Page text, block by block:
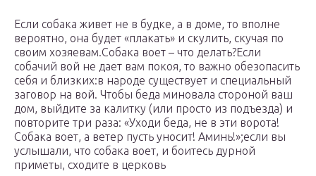
Если собака живет не в будке, а в доме, то вполне
вероятно, она будет «плакать» и скулить, скучая по
своим хозяевам.Собака воет – что делать?Если
собачий вой не дает вам покоя, то важно обезопасить
себя и близких:в народе существует и специальный
заговор на вой. Чтобы беда миновала стороной ваш
дом, выйдите за калитку (или просто из подъезда) и
повторите три раза: «Уходи беда, не в эти ворота!
Собака воет, а ветер пусть уносит! Аминь!»;если вы
услышали, что собака воет, и боитесь дурной
приметы, сходите в церковь